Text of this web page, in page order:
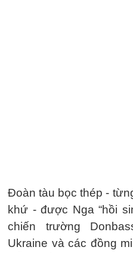
Đoàn tàu bọc thép -
khứ - được Nga “hồi
chiến trường
Ukraine và các đồng